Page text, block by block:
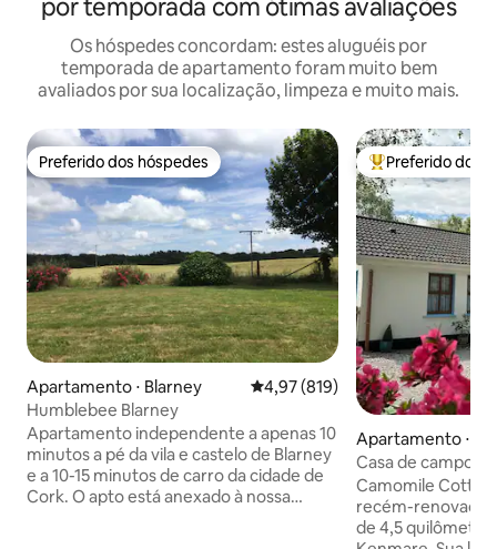
por temporada com ótimas avaliações
Os hóspedes concordam: estes aluguéis por
temporada de apartamento foram muito bem
avaliados por sua localização, limpeza e muito mais.
Preferido dos hóspedes
Preferido dos hóspedes
Apartamento ⋅ Blarney 4,97 de uma avaliação média de
4,97 (819)
Humblebee Blarney
Apartamento independente a apenas 10
minutos a pé da vila e castelo de Blarney
e a 10-15 minutos de carro da cidade de
Cork. O apto está anexado à nossa
Entre os
Preferido dos
Apartamento ⋅
Casa de campo
Camomile
recém-renovada
de 4,5